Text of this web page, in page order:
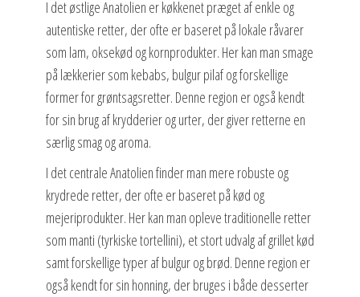
I det østlige Anatolien er køkkenet præget af enkle og
autentiske retter, der ofte er baseret på lokale råvarer
som lam, oksekød og kornprodukter. Her kan man smage
på lækkerier som kebabs, bulgur pilaf og forskellige
former for grøntsagsretter. Denne region er også kendt
for sin brug af krydderier og urter, der giver retterne en
særlig smag og aroma.
I det centrale Anatolien finder man mere robuste og
krydrede retter, der ofte er baseret på kød og
mejeriprodukter. Her kan man opleve traditionelle retter
som manti (tyrkiske tortellini), et stort udvalg af grillet kød
samt forskellige typer af bulgur og brød. Denne region er
også kendt for sin honning, der bruges i både desserter